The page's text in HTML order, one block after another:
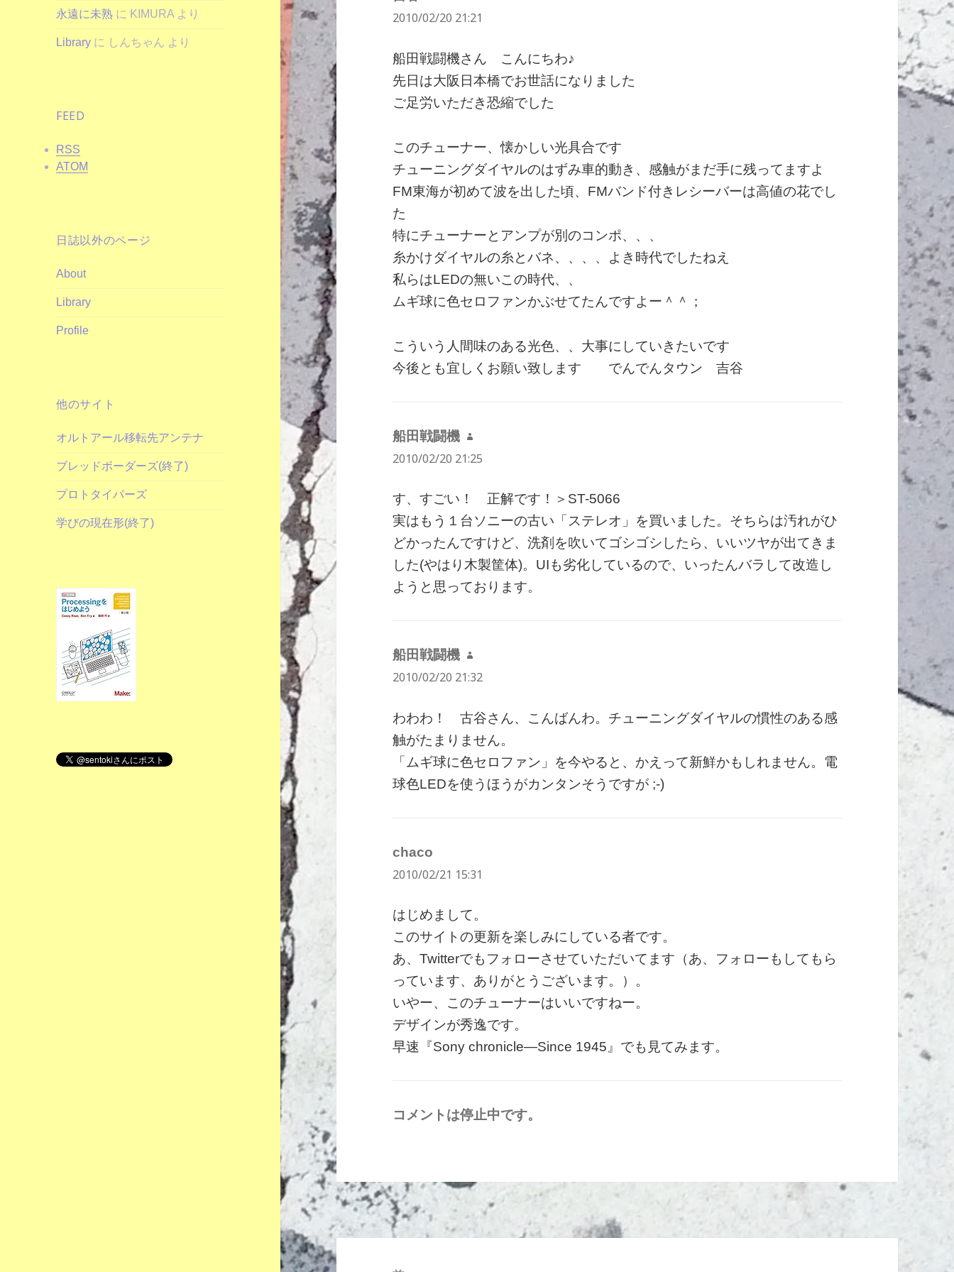
永遠に未熟 に KIMURA より
Library に しんちゃん より
FEED
RSS
ATOM
日誌以外のページ
About
Library
Profile
他のサイト
オルトアール移転先アンテナ
ブレッドボーダーズ(終了)
プロトタイパーズ
学びの現在形(終了)
り:
2010/02/20 21:21
船田戦闘機さん こんにちわ♪
先日は大阪日本橋でお世話になりました
ご足労いただき恐縮でした
このチューナー、懐かしい光具合です
チューニングダイヤルのはずみ車的動き、感触がまだ手に残ってますよ
FM東海が初めて波を出した頃、FMバンド付きレシーバーは高値の花でし
た
特にチューナーとアンプが別のコンポ、、、
糸かけダイヤルの糸とバネ、、、、よき時代でしたねえ
私らはLEDの無いこの時代、、
ムギ球に色セロファンかぶせてたんですよー＾＾；
こういう人間味のある光色、、大事にしていきたいです
今後とも宜しくお願い致します でんでんタウン 吉谷
船田戦闘機
よ
り:
2010/02/20 21:25
す、すごい！ 正解です！＞ST-5066
実はもう１台ソニーの古い「ステレオ」を買いました。そちらは汚れがひ
どかったんですけど、洗剤を吹いてゴシゴシしたら、いいツヤが出てきま
した(やはり木製筐体)。UIも劣化しているので、いったんバラして改造し
ようと思っております。
船田戦闘機
よ
り:
2010/02/20 21:32
わわわ！ 古谷さん、こんばんわ。チューニングダイヤルの慣性のある感
触がたまりません。
「ムギ球に色セロファン」を今やると、かえって新鮮かもしれません。電
球色LEDを使うほうがカンタンそうですが ;-)
chaco
り:
2010/02/21 15:31
はじめまして。
このサイトの更新を楽しみにしている者です。
あ、Twitterでもフォローさせていただいてます（あ、フォローもしてもら
っています、ありがとうございます。）。
いやー、このチューナーはいいですねー。
デザインが秀逸です。
早速『Sony chronicle―Since 1945』でも見てみます。
コメントは停止中です。